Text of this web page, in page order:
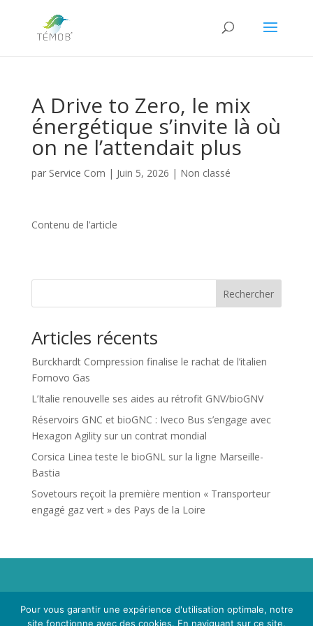
A Drive to Zero, le mix
énergétique s’invite là où
on ne l’attendait plus
par Service Com | Juin 5, 2026 | Non classé
Contenu de l’article
Rechercher
Articles récents
Burckhardt Compression finalise le rachat de l’italien
Fornovo Gas
L’Italie renouvelle ses aides au rétrofit GNV/bioGNV
Réservoirs GNC et bioGNC : Iveco Bus s’engage avec
Hexagon Agility sur un contrat mondial
Corsica Linea teste le bioGNL sur la ligne Marseille-
Bastia
Sovetours reçoit la première mention « Transporteur
engagé gaz vert » des Pays de la Loire
Propriété de Territoire d'Energie Lot-et-Garonne. Voir
Mentions LégalesetPolitique de Confidentialité.
Pour vous garantir une expérience d'utilisation optimale, notre
site fonctionne avec des cookies. En naviguant sur ce site,